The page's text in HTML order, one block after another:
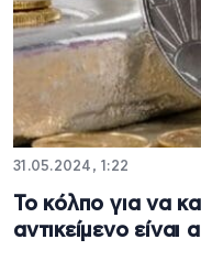
31.05.2024, 1:22
Το κόλπο για να
αντικείμενο είναι